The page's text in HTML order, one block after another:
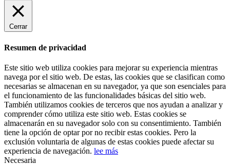
Cerrar
Resumen de privacidad
Este sitio web utiliza cookies para mejorar su experiencia mientras
navega por el sitio web. De estas, las cookies que se clasifican como
necesarias se almacenan en su navegador, ya que son esenciales para
el funcionamiento de las funcionalidades básicas del sitio web.
También utilizamos cookies de terceros que nos ayudan a analizar y
comprender cómo utiliza este sitio web. Estas cookies se
almacenarán en su navegador solo con su consentimiento. También
tiene la opción de optar por no recibir estas cookies. Pero la
exclusión voluntaria de algunas de estas cookies puede afectar su
experiencia de navegación. lee más
Necesaria